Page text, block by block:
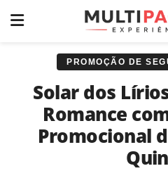
PROMOÇÃO DE
Solar dos
Romance
Promocional